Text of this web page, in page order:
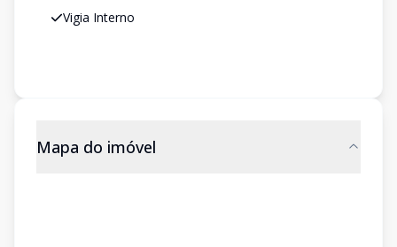
Vigia Interno
Mapa do imóvel